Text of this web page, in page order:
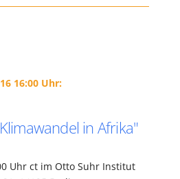
16:00 Uhr:
in Afrika"
Uhr ct im Otto Suhr Institut